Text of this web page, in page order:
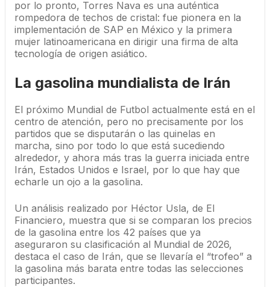
por lo pronto, Torres Nava es una auténtica
rompedora de techos de cristal: fue pionera en la
implementación de SAP en México y la primera
mujer latinoamericana en dirigir una firma de alta
tecnología de origen asiático.
La gasolina mundialista de Irán
El próximo Mundial de Futbol actualmente está en el
centro de atención, pero no precisamente por los
partidos que se disputarán o las quinelas en
marcha, sino por todo lo que está sucediendo
alrededor, y ahora más tras la guerra iniciada entre
Irán, Estados Unidos e Israel, por lo que hay que
echarle un ojo a la gasolina.
Un análisis realizado por Héctor Usla, de El
Financiero, muestra que si se comparan los precios
de la gasolina entre los 42 países que ya
aseguraron su clasificación al Mundial de 2026,
destaca el caso de Irán, que se llevaría el “trofeo” a
la gasolina más barata entre todas las selecciones
participantes.